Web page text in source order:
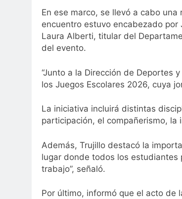
En ese marco, se llevó a cabo
encuentro estuvo encabezado
Laura Alberti, titular del
del evento.
“Junto a la Dirección de Deportes
los Juegos Escolares 2026, cuya
La iniciativa incluirá distintas
participación, el compañerismo,
Además, Trujillo destacó la
lugar donde todos los estudiantes
trabajo”, señaló.
Por último, informó que el acto de